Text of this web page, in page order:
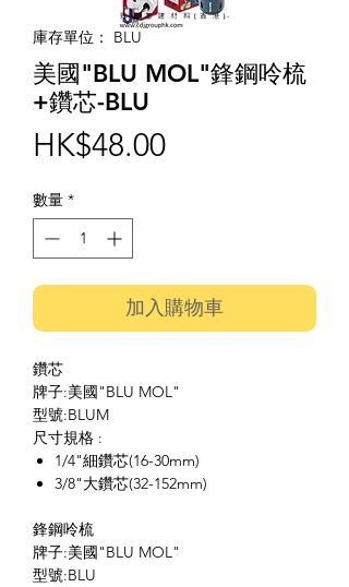
庫存單位： BLU
美國"BLU MOL"鋒鋼呤梳
+鑽芯-BLU
HK$48.00價
數量 *
加入購物車
鑽芯
牌子:美國"BLU MOL"
型號:BLUM
尺寸規格 :
1/4"細鑽芯(16-30mm)
3/8"大鑽芯(32-152mm)
鋒鋼呤梳
牌子:美國"BLU MOL"
型號:BLU